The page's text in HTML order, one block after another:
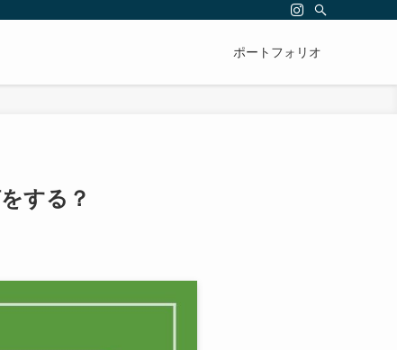
ポートフォリオ
する？